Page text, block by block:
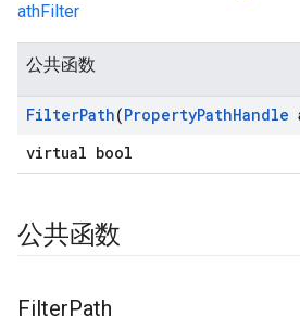
athFilter
公共函数
FilterPath(PropertyPathHandle
virtual bool
公共函数
FilterPath